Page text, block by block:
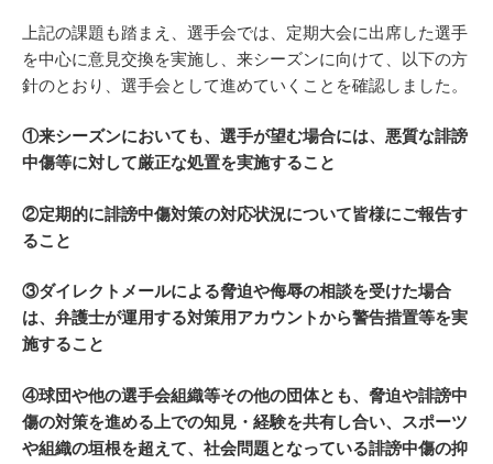
上記の課題も踏まえ、選手会では、定期大会に出席した選手
を中心に意見交換を実施し、来シーズンに向けて、以下の方
針のとおり、選手会として進めていくことを確認しました。
①来シーズンにおいても、選手が望む場合には、悪質な誹謗
中傷等に対して厳正な処置を実施すること
②定期的に誹謗中傷対策の対応状況について皆様にご報告す
ること
③ダイレクトメールによる脅迫や侮辱の相談を受けた場合
は、弁護士が運用する対策用アカウントから警告措置等を実
施すること
④球団や他の選手会組織等その他の団体とも、脅迫や誹謗中
傷の対策を進める上での知見・経験を共有し合い、スポーツ
や組織の垣根を超えて、社会問題となっている誹謗中傷の抑